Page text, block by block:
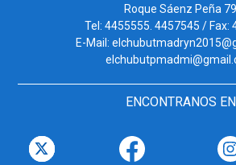
Roque Sáenz Peña 79
Tel: 4455555. 4457545 / Fax:
E-Mail:
ENCONTRANOS EN